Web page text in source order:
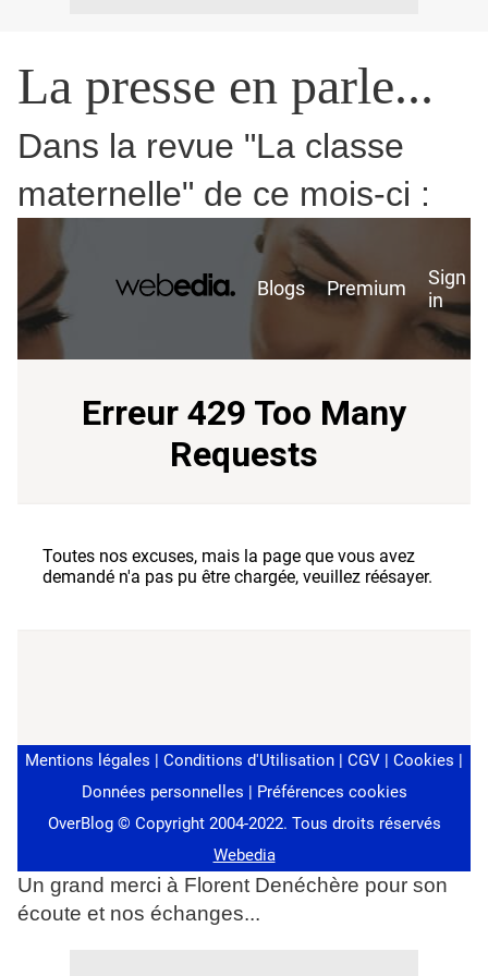
La presse en parle...
Dans la revue "La classe
maternelle" de ce mois-ci :
Un grand merci à Florent Denéchère pour son
écoute et nos échanges...